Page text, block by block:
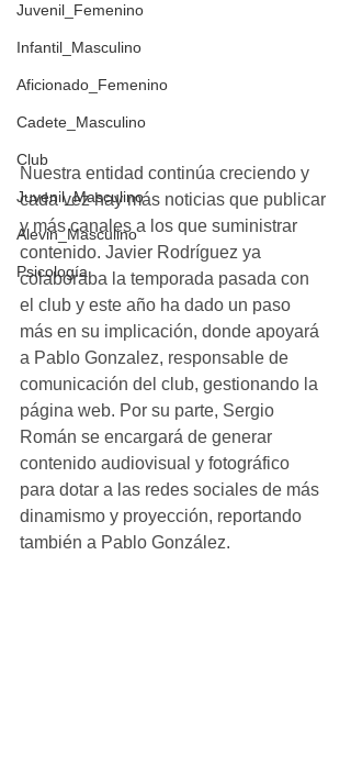
Juvenil_Femenino
Infantil_Masculino
Aficionado_Femenino
Cadete_Masculino
Club
Juvenil_Masculino
Alevin_Masculino
Psicología
Nuestra entidad continúa creciendo y
cada vez hay más noticias que publicar
y más canales a los que suministrar
contenido. Javier Rodríguez ya
colaboraba la temporada pasada con
el club y este año ha dado un paso
más en su implicación, donde apoyará
a Pablo Gonzalez, responsable de
comunicación del club, gestionando la
página web. Por su parte, Sergio
Román se encargará de generar
contenido audiovisual y fotográfico
para dotar a las redes sociales de más
dinamismo y proyección, reportando
también a Pablo González.